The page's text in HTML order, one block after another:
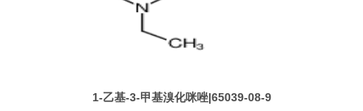
1-乙基-3-甲基溴化咪唑|65039-08-9